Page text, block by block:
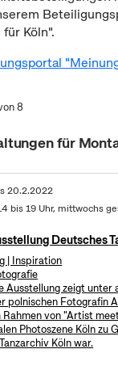
Köln".
8
für
20.2.2022
bis 19 Uhr, mittwochs
Deutsches
| Inspiration
Ausstellung zeigt unter
polnischen Fotografin
Rahmen von "Artist
Photoszene Köln zu
Köln war.